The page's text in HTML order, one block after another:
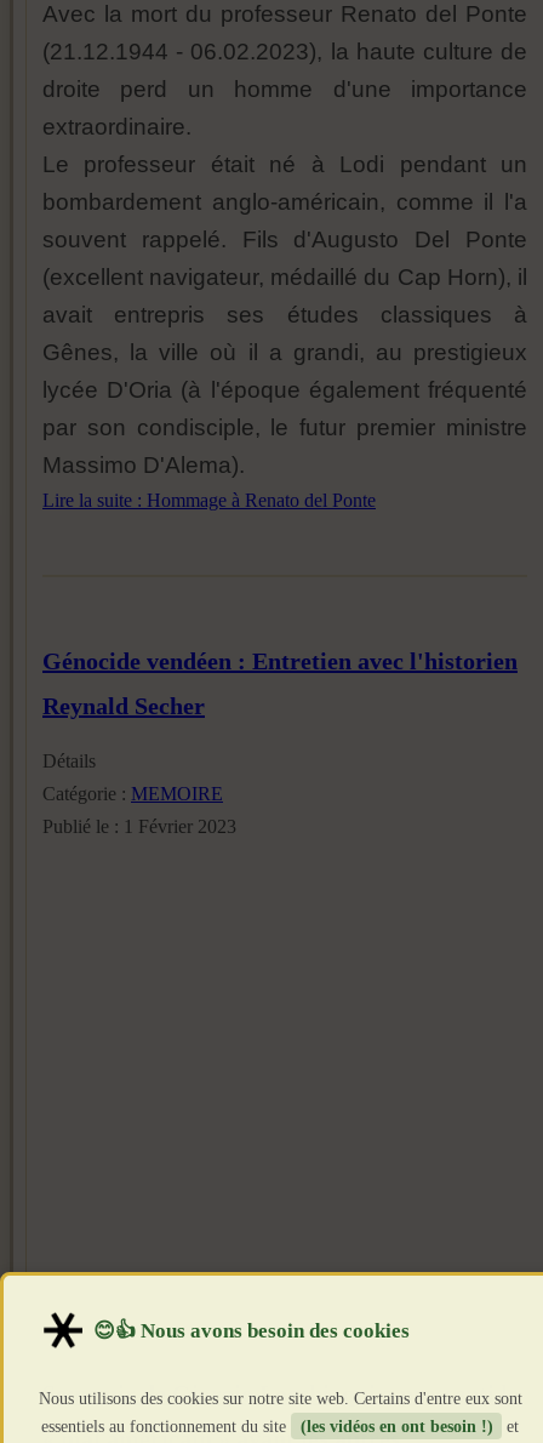
Avec la mort du professeur Renato del Ponte
(21.12.1944 - 06.02.2023), la haute culture de
droite perd un homme d'une importance
extraordinaire.
Le professeur était né à Lodi pendant un
bombardement anglo-américain, comme il l'a
souvent rappelé. Fils d'Augusto Del Ponte
(excellent navigateur, médaillé du Cap Horn), il
avait entrepris ses études classiques à
Gênes, la ville où il a grandi, au prestigieux
lycée D'Oria (à l'époque également fréquenté
par son condisciple, le futur premier ministre
Massimo D'Alema).
Lire la suite : Hommage à Renato del Ponte
Génocide vendéen : Entretien avec l'historien
Reynald Secher
Détails
Catégorie : MEMOIRE
Publié le : 1 Février 2023
Souvenir de Giorgio Locchi, qui a pressenti le
Nous utilisons des cookies sur notre site web. Certains d'entre eux sont
essentiels au fonctionnement du site
(les vidéos en ont besoin !) et